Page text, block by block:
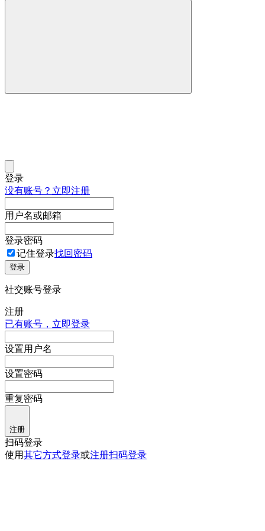
登录
没有账号？立即注册
用户名或邮箱
登录密码
记住登录找回密码
登录
社交账号登录
注册
已有账号，立即登录
设置用户名
设置密码
重复密码
注册
扫码登录
使用其它方式登录或注册扫码登录